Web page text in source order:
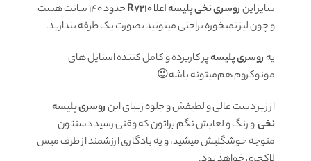
سایز اینروسری نخی پلیسه اعلا R7210
حدود ۱۴۰ سانت هست
و چون لیز نمیخوره براحتی میتونید بصورت یک طرفه بندازید.
یه روسری پلیسه پر کاربرده و کامل کننده استایل های
مونوکروم هم‌میتونه باشه😉
از زیر دست عالی و لطیفش و جلوه زیبای اینروسری پلیسه
نخیو رنگ و لعابش نگم براتون که وقتی رسید دستتون
متوجه خوشگلیش میشید، و یه یادگاری ارزشمند از طرف میس